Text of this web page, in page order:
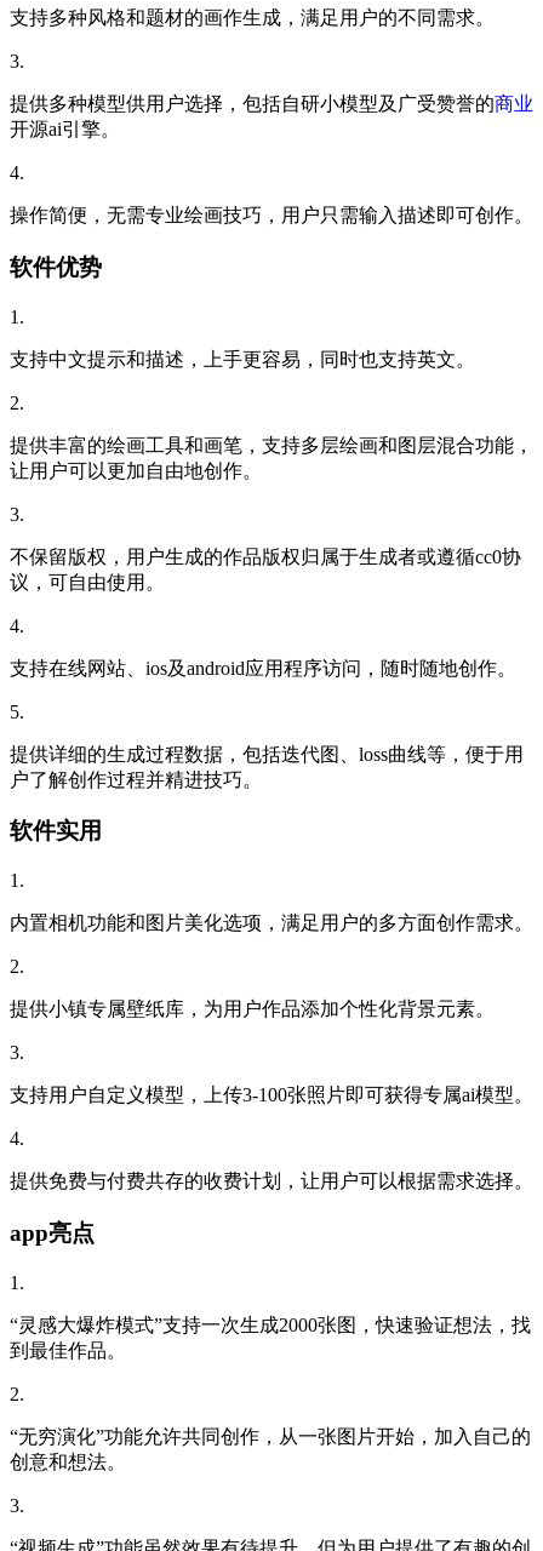
支持多种风格和题材的画作生成，满足用户的不同需求。
3.
提供多种模型供用户选择，包括自研小模型及广受赞誉的商业
开源ai引擎。
4.
操作简便，无需专业绘画技巧，用户只需输入描述即可创作。
软件优势
1.
支持中文提示和描述，上手更容易，同时也支持英文。
2.
提供丰富的绘画工具和画笔，支持多层绘画和图层混合功能，
让用户可以更加自由地创作。
3.
不保留版权，用户生成的作品版权归属于生成者或遵循cc0协
议，可自由使用。
4.
支持在线网站、ios及android应用程序访问，随时随地创作。
5.
提供详细的生成过程数据，包括迭代图、loss曲线等，便于用
户了解创作过程并精进技巧。
软件实用
1.
内置相机功能和图片美化选项，满足用户的多方面创作需求。
2.
提供小镇专属壁纸库，为用户作品添加个性化背景元素。
3.
支持用户自定义模型，上传3-100张照片即可获得专属ai模型。
4.
提供免费与付费共存的收费计划，让用户可以根据需求选择。
app亮点
1.
“灵感大爆炸模式”支持一次生成2000张图，快速验证想法，找
到最佳作品。
2.
“无穷演化”功能允许共同创作，从一张图片开始，加入自己的
创意和想法。
3.